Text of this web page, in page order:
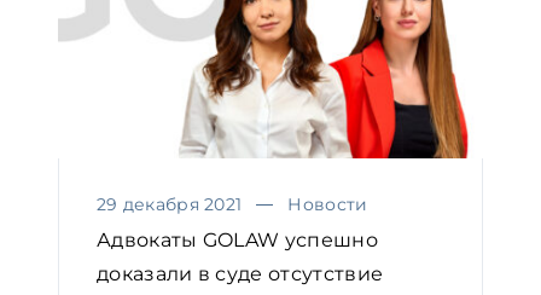
29 декабря 2021 Новости
Адвокаты GOLAW успешно
доказали в суде отсутствие